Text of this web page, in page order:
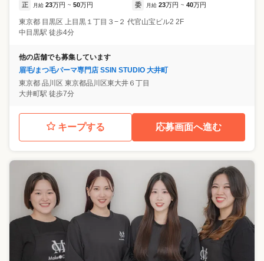
正 月給 23万円 ~ 50万円 委 月給 23万円 ~ 40万円
東京都 目黒区
上目黒１丁目３−２ 代官山宝ビル2 2F
中目黒駅 徒歩4分
他の店舗でも募集しています
眉毛/まつ毛パーマ専門店 SSIN STUDIO 大井町
東京都 品川区 東京都品川区東大井６丁目
大井町駅 徒歩7分
キープする 応募画面へ進む